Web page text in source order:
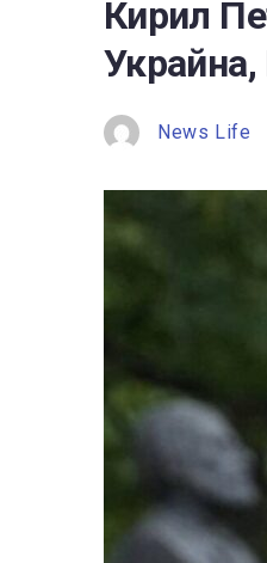
Кирил
News Life